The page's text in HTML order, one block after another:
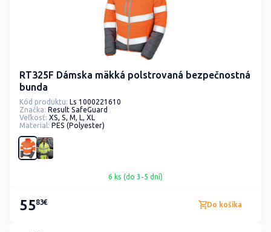
RT325F Dámska mäkká polstrovaná bezpečnostná
bunda
Kód produktu: Ls 1000221610
Značka: Result SafeGuard
Veľkosť: XS, S, M, L, XL
Material: PES (Polyester)
6 ks (do 3-5 dní)
5583€ Do košíka